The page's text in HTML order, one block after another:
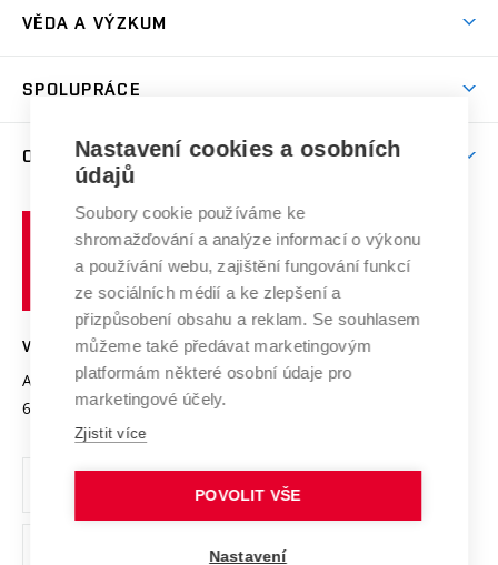
Sport na VUT
Brno
Dny otevřených dveří
Celoživotní vzdělávání
E-přihláška
Harmonogram akademického roku
Závěrečné práce
Doktorské studium
Zpracování osobních údajů studentů
Sociální bezpečí
Studium bez bariér
Podpora podnikání
VĚDA A VÝZKUM
Mezinárodní vědecká rada
Systém zajišťování kvality výzkumu
Výzkumné infrastruktury
Transfer znalostí
Open Science
Projekty
Projekty ze strukturálních fondů
Specifický výzkum
SPOLUPRÁCE
Zahraniční spolupráce
Spolupráce se školami
Služby univerzity
Mezinárodní dohody
Univerzitní sítě
O UNIVERZITĚ
Profil univerzity
Udržitelná univerzita
Podnikavá univerzita / ContriBUTe
Bezpečná univerzita
Vyznamenání
Organizační struktura
Ochrana osobních údajů
učení
technické
VYSOKÉ UČENÍ TECHNICKÉ V BRNĚ
Antonínská 548/1
602 00 Brno
www.vut.cz
vut@vutbr.cz
Nastavení cookies a osobních
údajů
Soubory cookie používáme ke
shromažďování a analýze informací o výkonu
a používání webu, zajištění fungování funkcí
ze sociálních médií a ke zlepšení a
přizpůsobení obsahu a reklam. Se souhlasem
můžeme také předávat marketingovým
platformám některé osobní údaje pro
marketingové účely.
Zjistit více
POVOLIT VŠE
Nastavení